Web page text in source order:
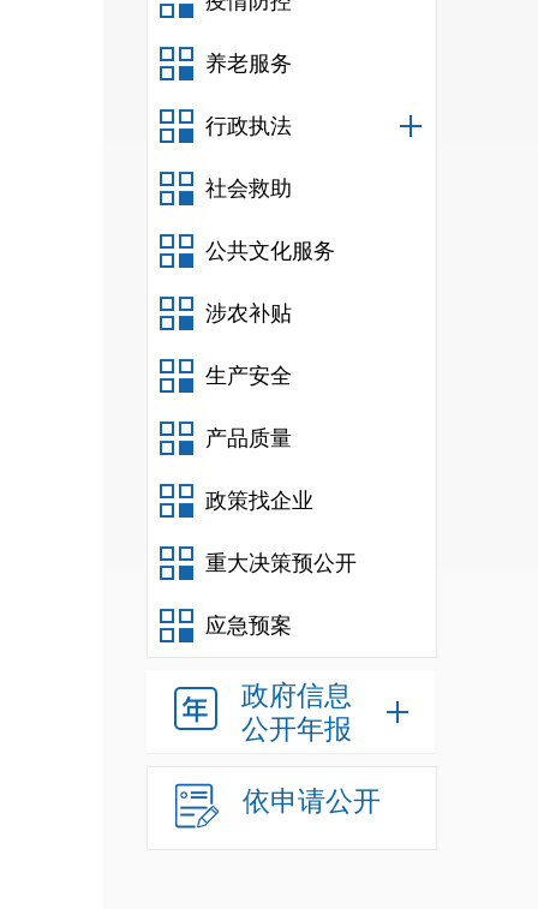
养老服务
行政执法
社会救助
公共文化服务
涉农补贴
生产安全
产品质量
政策找企业
重大决策预公开
应急预案
政府信息
公开年报
依申请公开